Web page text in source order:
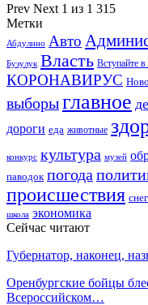
Prev Next 1 из 1 315
Метки
Абдулино Авто
Бузулук Власть Вступайте
КОРОНАВИРУС
выборыглавное
дороги еда животные
конкурс культура музей
паводок погода
происшествия снег
школа экономика
Сейчас читают
Губернатор, наконец,
Оренбургские бойцы
Всероссийском…